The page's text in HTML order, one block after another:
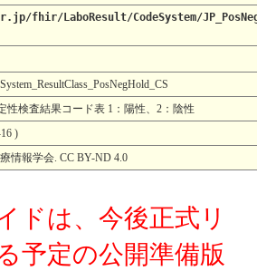
fhir/LaboResult/CodeSystem/
性検査結果コード表 1：陽性、2：陰性
)
情報学会. CC BY-ND 4.0
ドは、今後正式リ
予定の公開準備版